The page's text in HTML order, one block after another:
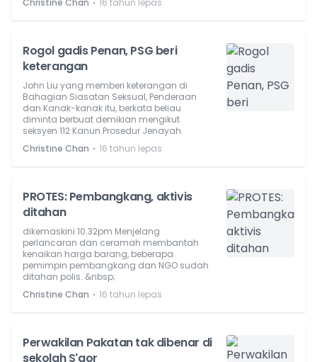
Christine Chan
16 tahun lepas
Rogol gadis Penan, PSG beri
keterangan
John Liu yang memberi keterangan di
Bahagian Siasatan Seksual, Penderaan
dan Kanak-kanak itu, berkata beliau
diminta berbuat demikian mengikut
seksyen 112 Kanun Prosedur Jenayah.
Christine Chan ⋅ 16 tahun lepas
PROTES: Pembangkang, aktivis
ditahan
dikemaskini 10.32pm Menjelang
perlancaran dan ceramah membantah
kenaikan harga barang, beberapa
pemimpin pembangkang dan NGO sudah
ditahan polis. &nbsp;
Christine Chan ⋅ 16 tahun lepas
Perwakilan Pakatan tak dibenar di
sekolah S'gor